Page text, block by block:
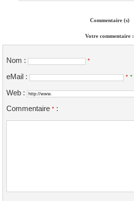
Commentaire (s)
Votre commentaire :
Nom : *
eMail : * *
Web :
Commentaire * :